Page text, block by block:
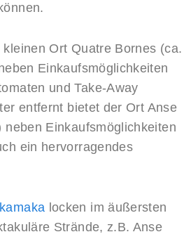
Ort Quatre Bornes (ca.
Einkaufsmöglichkeiten
und Take-Away
entfernt bietet der Ort Anse
neben Einkaufsmöglichkeiten
ein hervorragendes
locken im äußersten
Strände, z.B. Anse